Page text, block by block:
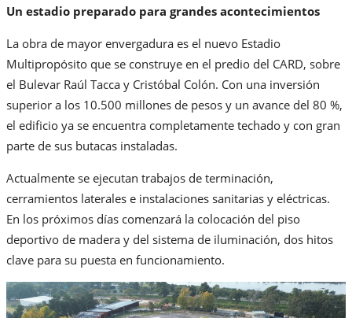
Un estadio preparado para grandes acontecimientos
La obra de mayor envergadura es el nuevo Estadio
Multipropósito que se construye en el predio del CARD, sobre
el Bulevar Raúl Tacca y Cristóbal Colón. Con una inversión
superior a los 10.500 millones de pesos y un avance del 80 %,
el edificio ya se encuentra completamente techado y con gran
parte de sus butacas instaladas.
Actualmente se ejecutan trabajos de terminación,
cerramientos laterales e instalaciones sanitarias y eléctricas.
En los próximos días comenzará la colocación del piso
deportivo de madera y del sistema de iluminación, dos hitos
clave para su puesta en funcionamiento.